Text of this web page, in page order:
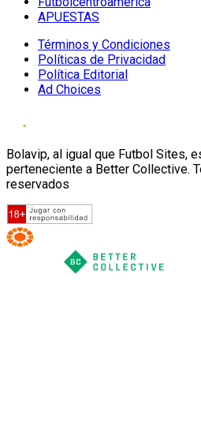
APUESTAS
Términos y Condiciones
Políticas de Privacidad
Política Editorial
Ad Choices
Bolavip, al igual que Futbol Sites,
perteneciente a Better Collective.
reservados